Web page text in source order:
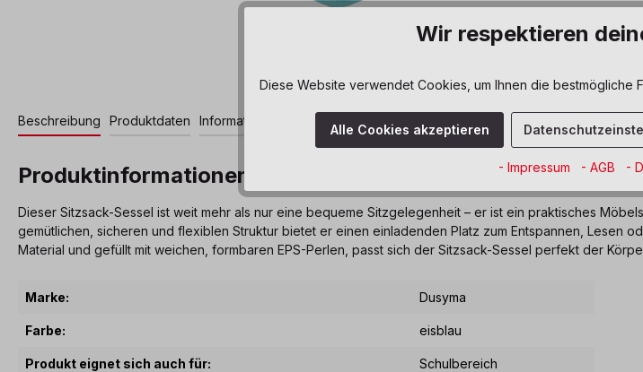
Beschreibung Produktdaten Informationen und Hinweise
Produktinformationen "Sitzsack-Sessel Softskin eisblau"
Dieser Sitzsack-Sessel ist weit mehr als nur eine bequeme Sitzgelegenheit – er ist ein praktisches
gemütlichen, sicheren und flexiblen Struktur bietet er einen einladenden Platz zum Entspannen, Lesen
Material und gefüllt mit weichen, formbaren EPS-Perlen, passt sich der Sitzsack-Sessel perfekt der
Marke: Dusyma
Farbe: eisblau
Produkt eignet sich auch für: Schulbereich
Wir respektieren
Diese Website verwendet Cookies, um Ihnen die bestmögliche
Alle Cookies akzeptieren
- Impressum - AGB -